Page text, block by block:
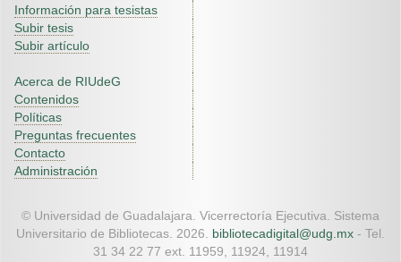
Información para tesistas
Subir tesis
Subir artículo
Acerca de RIUdeG
Contenidos
Políticas
Preguntas frecuentes
Contacto
Administración
© Universidad de Guadalajara. Vicerrectoría Ejecutiva. Sistema
Universitario de Bibliotecas. 2026. bibliotecadigital@udg.mx - Tel.
31 34 22 77 ext. 11959, 11924, 11914